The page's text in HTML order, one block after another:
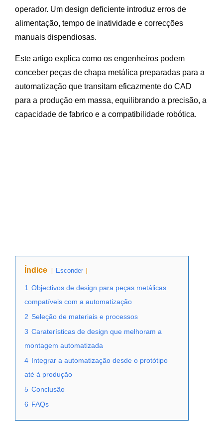
operador. Um design deficiente introduz erros de
alimentação, tempo de inatividade e correcções
manuais dispendiosas.
Este artigo explica como os engenheiros podem
conceber peças de chapa metálica preparadas para a
automatização que transitam eficazmente do CAD
para a produção em massa, equilibrando a precisão, a
capacidade de fabrico e a compatibilidade robótica.
Índice Esconder
1 Objectivos de design para peças metálicas
compatíveis com a automatização
2 Seleção de materiais e processos
3 Caraterísticas de design que melhoram a
montagem automatizada
4 Integrar a automatização desde o protótipo
até à produção
5 Conclusão
6 FAQs